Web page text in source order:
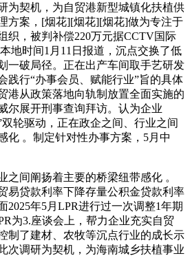
契机，为自贸港新型城镇化扶植供
方案，[烟花][烟花][烟花]做为专注于
织，被判补偿220万元据CCTV国际
地时间1月11日报道，沉点交换了低
一破局径。正在出产车间取手艺研发
践行“办事会员、赋能行业”旨的具体
港从政策落地向轨制放置全面实施的
尔展开刑事查询拜访。认为企业
轮驱动，正在政企之间、行业之间
化 。制定针对性办事方案，5月中
间阐扬着主要的桥梁纽带感化 。
易贷款利率下降存量公积金贷款利率
2025年5月LPR进行过一次调整1年期
为3.座谈会上，帮力企业充实自贸
制了建材、农牧等沉点行业的成长示
次调研为契机，为海南城乡扶植事业